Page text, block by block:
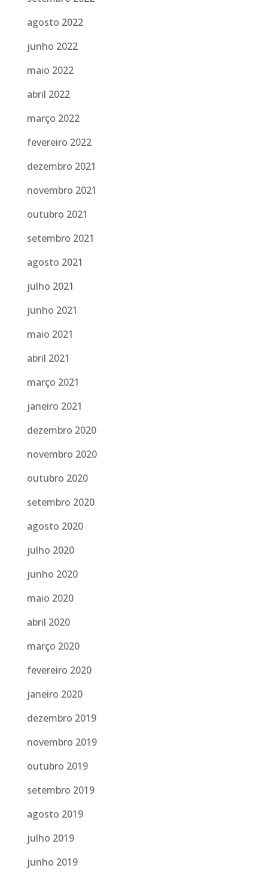
agosto 2022
junho 2022
maio 2022
abril 2022
março 2022
fevereiro 2022
dezembro 2021
novembro 2021
outubro 2021
setembro 2021
agosto 2021
julho 2021
junho 2021
maio 2021
abril 2021
março 2021
janeiro 2021
dezembro 2020
novembro 2020
outubro 2020
setembro 2020
agosto 2020
julho 2020
junho 2020
maio 2020
abril 2020
março 2020
fevereiro 2020
janeiro 2020
dezembro 2019
novembro 2019
outubro 2019
setembro 2019
agosto 2019
julho 2019
junho 2019